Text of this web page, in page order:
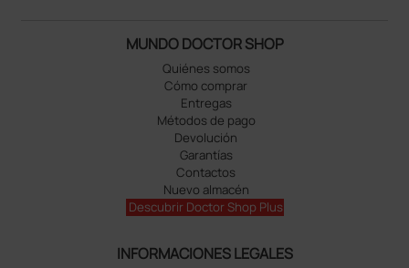
MUNDO DOCTOR SHOP
Quiénes somos
Cómo comprar
Entregas
Métodos de pago
Devolución
Garantías
Contactos
Nuevo almacén
Descubrir Doctor Shop Plus
INFORMACIONES LEGALES